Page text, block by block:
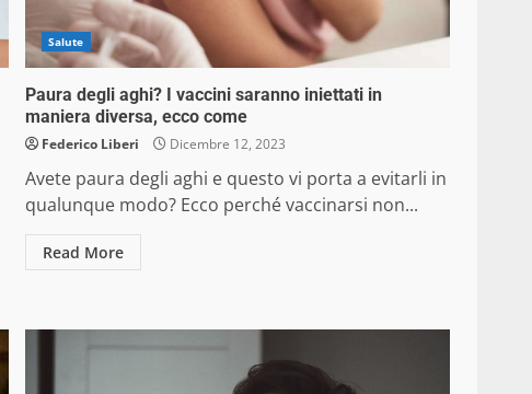
Salute
Paura degli aghi? I vaccini saranno iniettati in
maniera diversa, ecco come
Federico Liberi Dicembre 12, 2023
Avete paura degli aghi e questo vi porta a evitarli in
qualunque modo? Ecco perché vaccinarsi non...
Read More